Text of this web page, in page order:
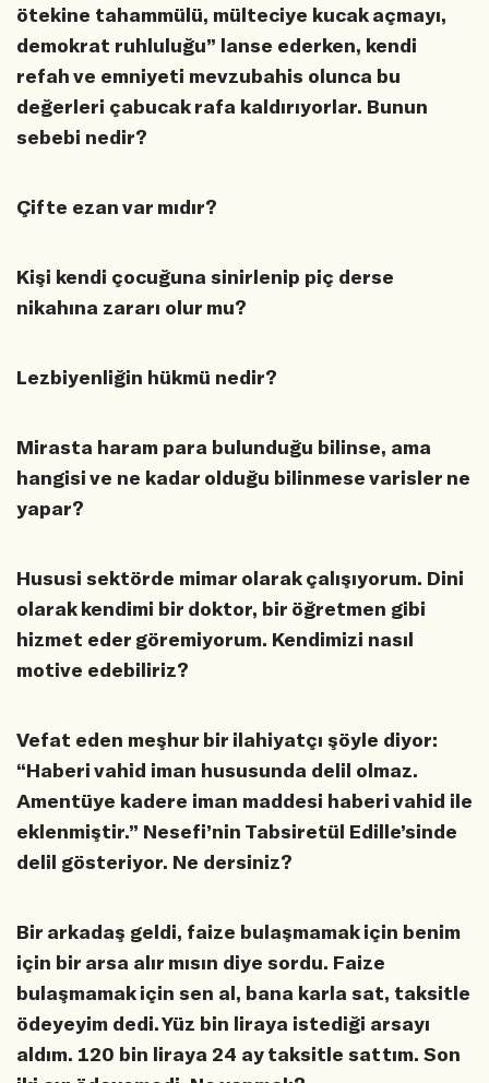
ötekine tahammülü, mülteciye kucak açmayı,
demokrat ruhluluğu” lanse ederken, kendi
refah ve emniyeti mevzubahis olunca bu
değerleri çabucak rafa kaldırıyorlar. Bunun
sebebi nedir?
Çifte ezan var mıdır?
Kişi kendi çocuğuna sinirlenip piç derse
nikahına zararı olur mu?
Lezbiyenliğin hükmü nedir?
Mirasta haram para bulunduğu bilinse, ama
hangisi ve ne kadar olduğu bilinmese varisler ne
yapar?
Hususi sektörde mimar olarak çalışıyorum. Dini
olarak kendimi bir doktor, bir öğretmen gibi
hizmet eder göremiyorum. Kendimizi nasıl
motive edebiliriz?
Vefat eden meşhur bir ilahiyatçı şöyle diyor:
“Haberi vahid iman hususunda delil olmaz.
Amentüye kadere iman maddesi haberi vahid ile
eklenmiştir.” Nesefi’nin Tabsiretül Edille’sinde
delil gösteriyor. Ne dersiniz?
Bir arkadaş geldi, faize bulaşmamak için benim
için bir arsa alır mısın diye sordu. Faize
bulaşmamak için sen al, bana karla sat, taksitle
ödeyeyim dedi. Yüz bin liraya istediği arsayı
aldım. 120 bin liraya 24 ay taksitle sattım. Son